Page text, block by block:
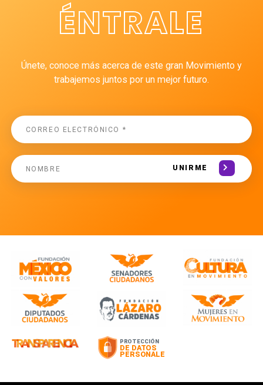
ÉNTRALE
Únete, conoce más acerca de este gran Movimiento y
trabajemos juntos por un mejor futuro.
UNIRME